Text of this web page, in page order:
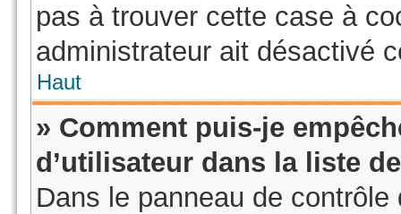
pas à trouver cette case à
administrateur ait désactivé
Haut
» Comment puis-je
d’utilisateur dans la liste
Dans le panneau de contrôle